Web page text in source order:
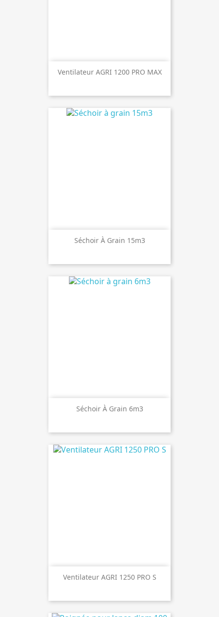
Ventilateur AGRI 1200 PRO MAX
Séchoir À Grain 15m3
Séchoir À Grain 6m3
Ventilateur AGRI 1250 PRO S